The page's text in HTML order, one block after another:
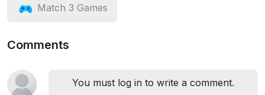
Match 3 Games
Comments
You must log in to write a comment.